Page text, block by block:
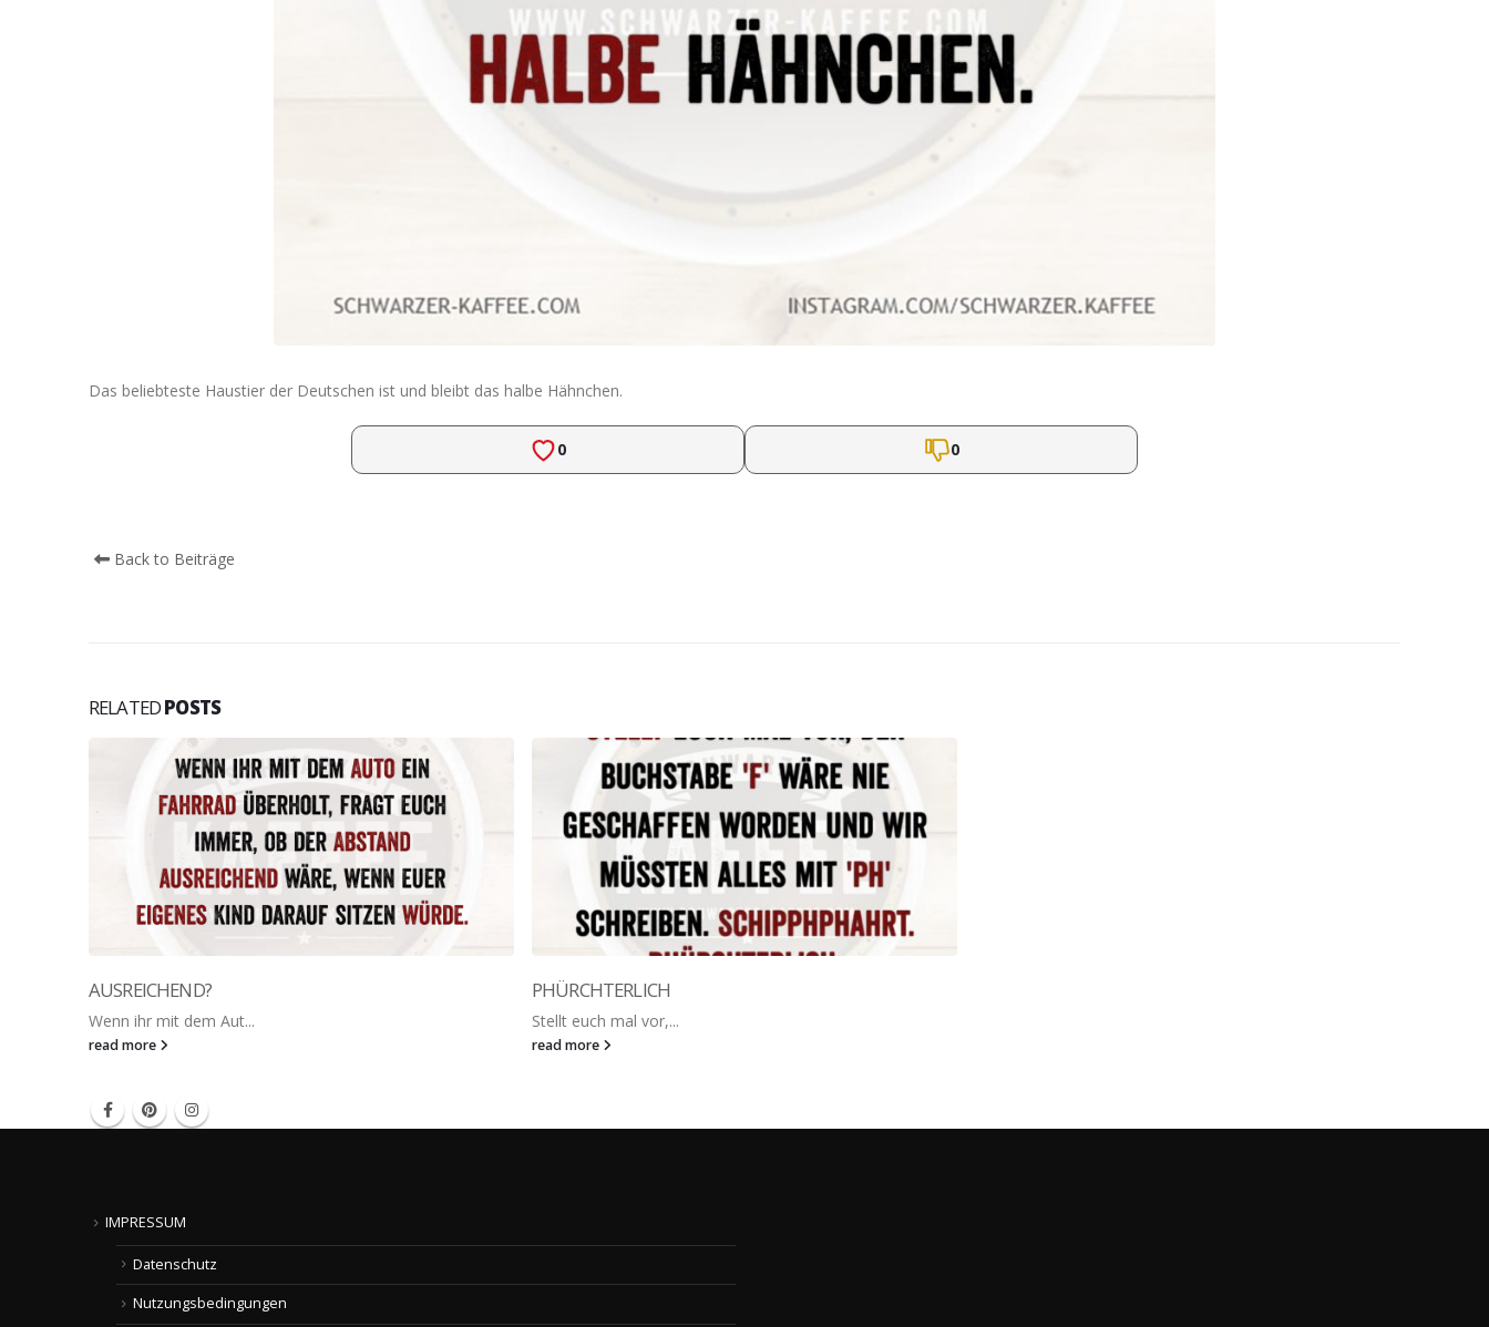
Das beliebteste Haustier der Deutschen ist und bleibt das halbe Hähnchen.
0 0
Back to Beiträge
RELATEDPOSTS
AUSREICHEND?
Wenn ihr mit dem Aut...
read more
PHÜRCHTERLICH
Stellt euch mal vor,...
read more
IMPRESSUM
Datenschutz
Nutzungsbedingungen